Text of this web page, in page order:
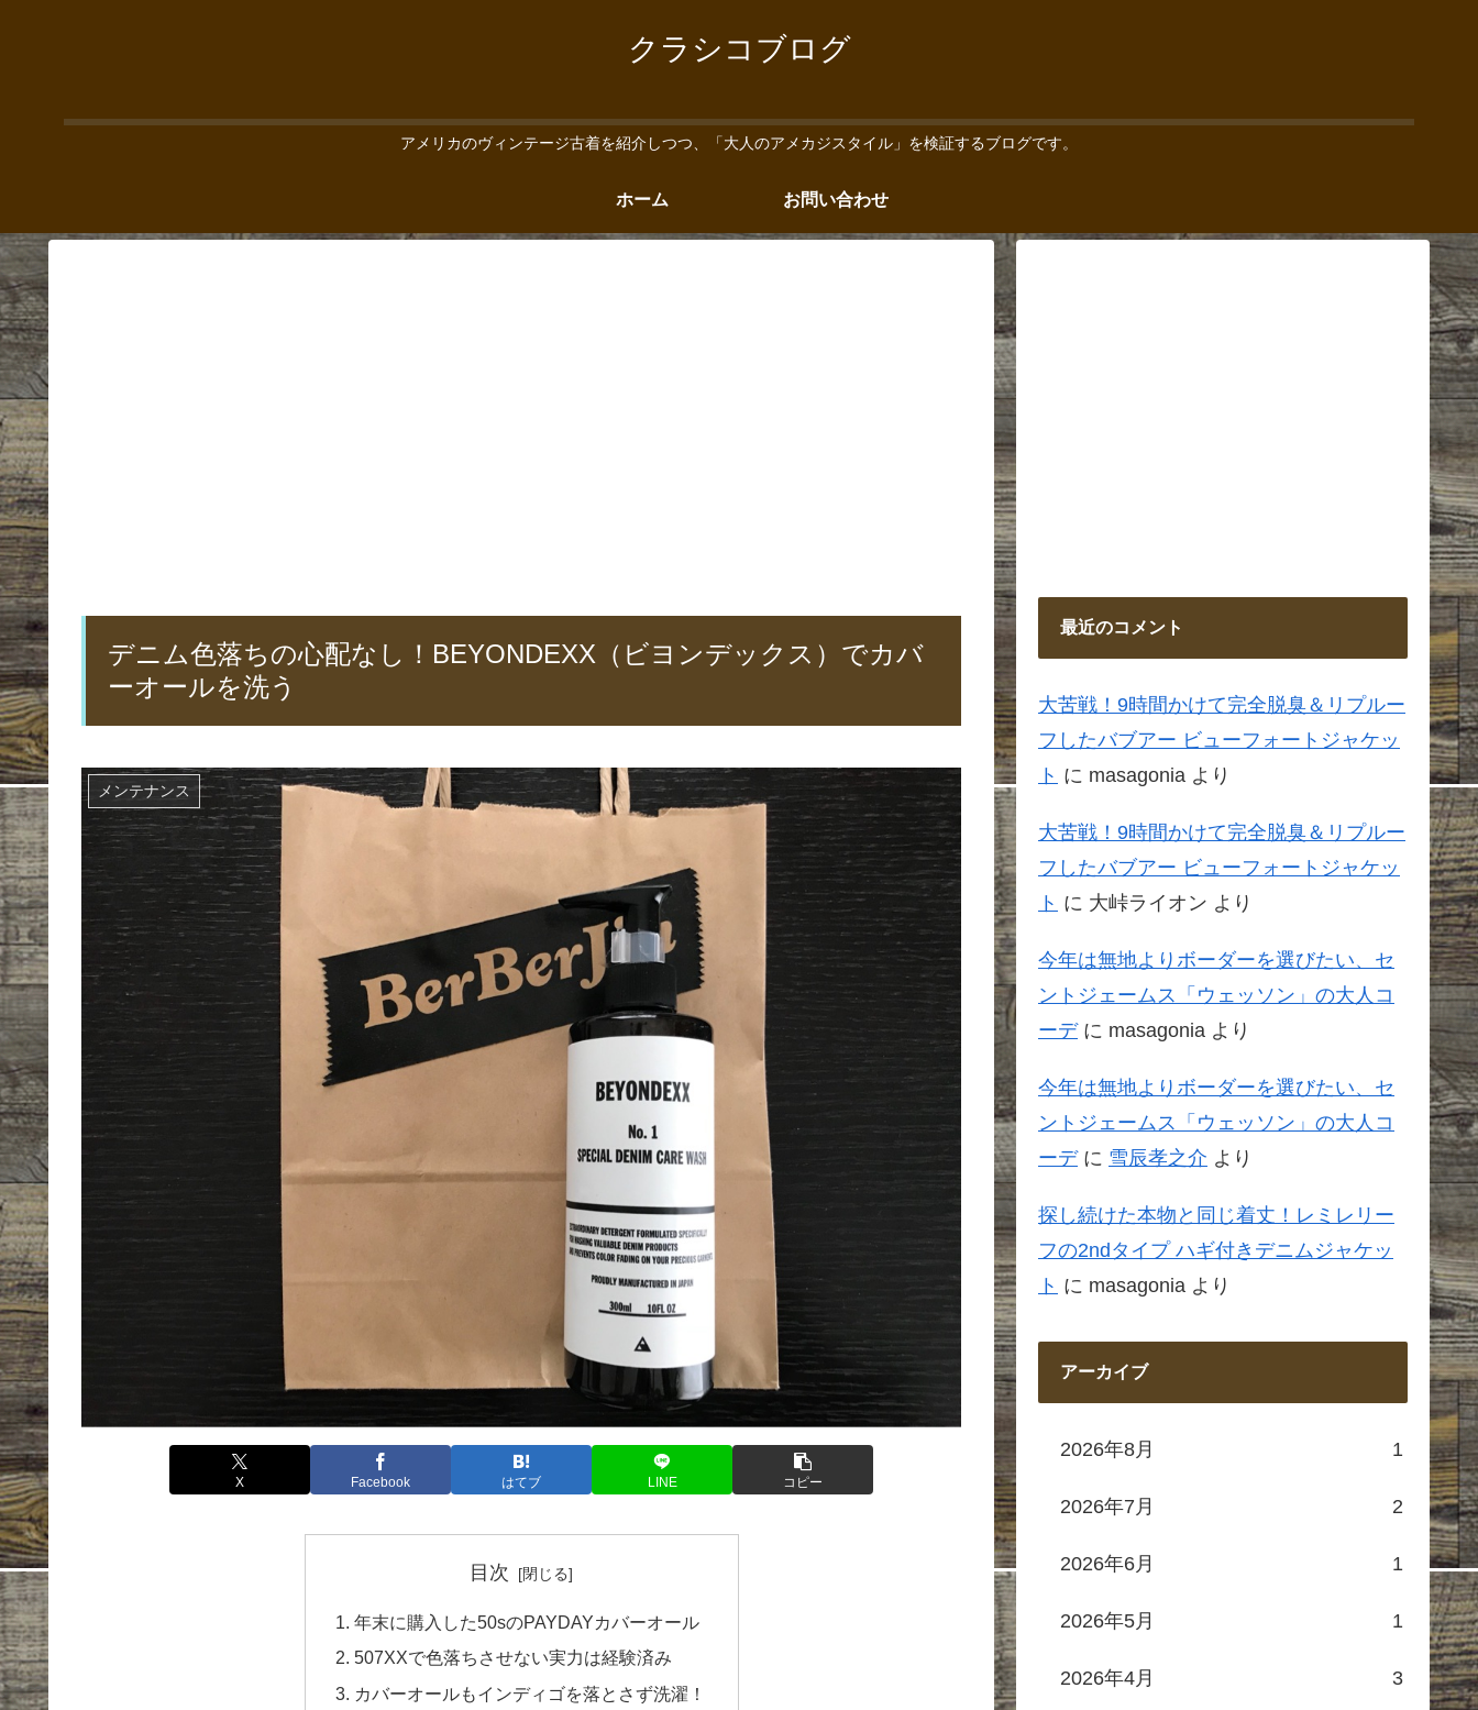
クラシコブログ
アメリカのヴィンテージ古着を紹介しつつ、「大人のアメカジスタイル」を検証するブログです。
ホーム お問い合わせ
デニム色落ちの心配なし！BEYONDEXX（ビヨンデックス）でカバ
ーオールを洗う
メンテナンス
X Facebook はてブ LINE コピー
目次
年末に購入した50sのPAYDAYカバーオール
507XXで色落ちさせない実力は経験済み
カバーオールもインディゴを落とさず洗濯！
最近のコメント
大苦戦！9時間かけて完全脱臭＆リプルー
フしたバブアー ビューフォートジャケッ
ト に masagonia より
大苦戦！9時間かけて完全脱臭＆リプルー
フしたバブアー ビューフォートジャケッ
ト に 大峠ライオン より
今年は無地よりボーダーを選びたい、セ
ントジェームス「ウェッソン」の大人コ
ーデに masagonia より
今年は無地よりボーダーを選びたい、セ
ントジェームス「ウェッソン」の大人コ
ーデに 雪辰孝之介 より
探し続けた本物と同じ着丈！レミレリー
フの2ndタイプ ハギ付きデニムジャケッ
ト に masagonia より
アーカイブ
2026年8月 1
2026年7月 2
2026年6月 1
2026年5月 1
2026年4月 3